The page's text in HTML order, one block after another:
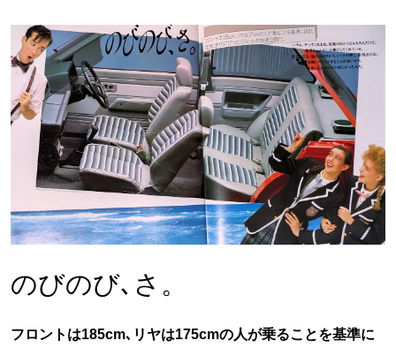
のびのび､さ。
フロントは185cm､リヤは175cmの人が乗ることを基準に